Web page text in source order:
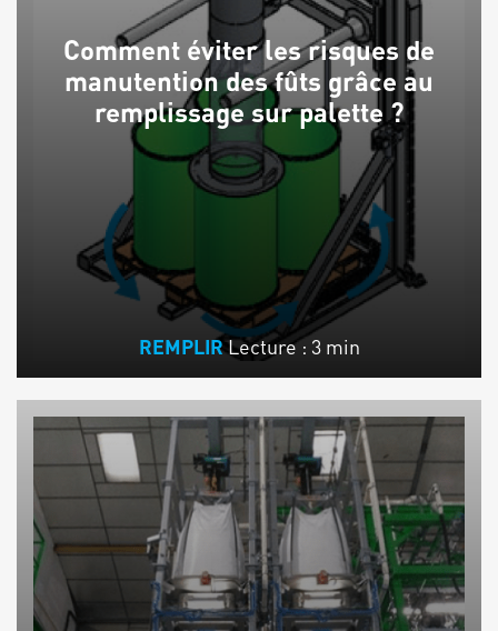
Comment éviter les risques de
manutention des fûts grâce au
remplissage sur palette ?
REMPLIRLecture : 3 min